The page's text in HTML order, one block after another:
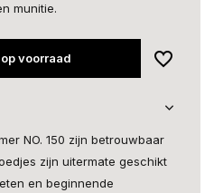
munitie.
voorraad
NO. 150 zijn betrouwbaar
zijn uitermate geschikt
en beginnende